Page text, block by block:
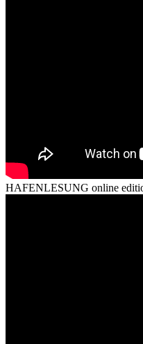
HAFENLESUNG online